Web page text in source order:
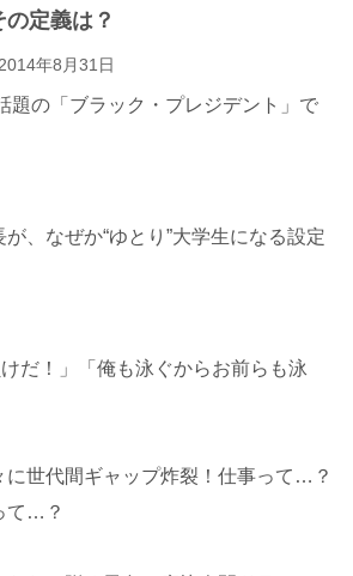
定義は？
2014年8月31日
題の「ブラック・プレジデント」で
、なぜか“ゆとり”大学生になる設定
けだ！」「俺も泳ぐからお前らも泳
に世代間ギャップ炸裂！仕事って…？
て…？